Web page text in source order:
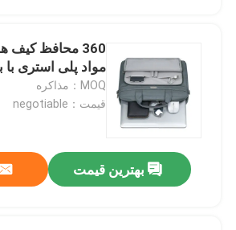
360 محافظ
مواد پلی استری با
MOQ：مذاکره
قیمت：negotiable
بهترین قیمت